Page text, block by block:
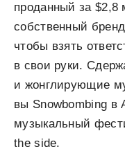
проданный за
собственный
чтобы взять
в свои руки.
и жонглирующие
вы Snowbombing в
музыкальный
the side.